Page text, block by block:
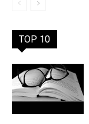
TOP 10